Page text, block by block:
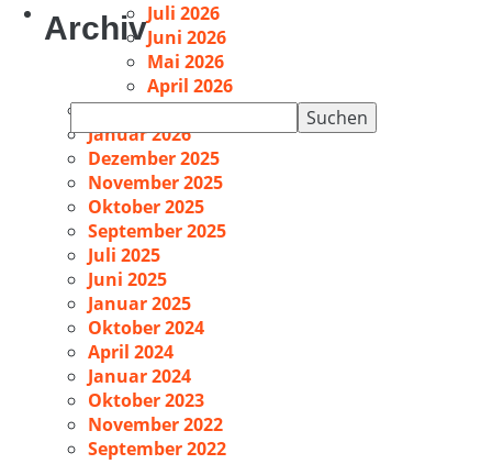
Suchen
nach:
ArchivJuli 2026
Juni 2026
Mai 2026
April 2026
Februar 2026
Januar 2026
Dezember 2025
November 2025
Oktober 2025
September 2025
Juli 2025
Juni 2025
Januar 2025
Oktober 2024
April 2024
Januar 2024
Oktober 2023
November 2022
September 2022